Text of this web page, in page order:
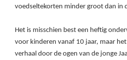
voedseltekorten minder groot dan in
Het is misschien best een heftig
voor kinderen vanaf 10 jaar, maar
verhaal door de ogen van de jonge